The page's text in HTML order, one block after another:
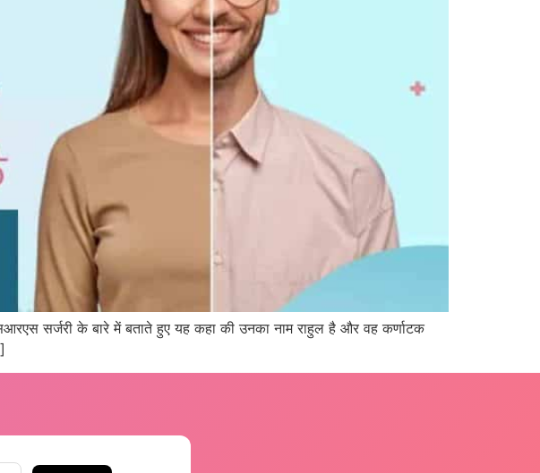
सर्जरी के बारे में बताते हुए यह कहा की उनका नाम राहुल है और वह कर्णाटक